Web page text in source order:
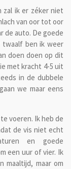
zal ik er zéker niet
van oor tot oor
de auto. De goede
ben ik weer
doen doen op dit
met kracht 4-5 uit
in de dubbele
we maar eens
voeren. Ik heb de
de vis niet echt
en goede
een uur of vier. Ik
maaltijd, maar om